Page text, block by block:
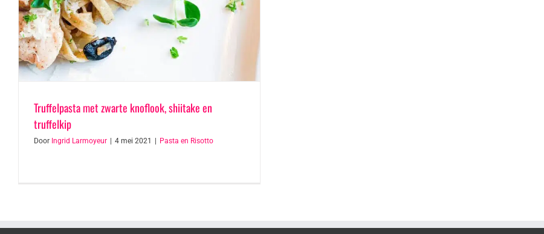
Truffelpasta met zwarte knoflook, shiitake en
truffelkip
Door Ingrid Larmoyeur 4 mei 2021 Pasta en Risotto